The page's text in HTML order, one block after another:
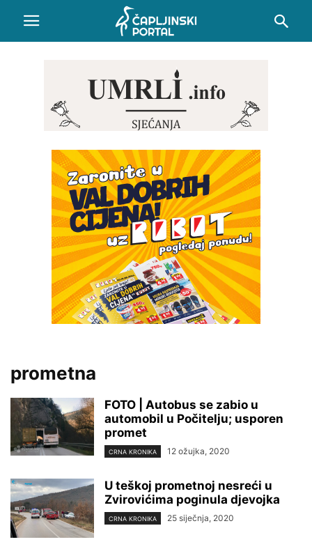
prometna
FOTO | Autobus se zabio u
automobil u Počitelju; usporen
promet
CRNA KRONIKA 12 ožujka, 2020
U teškoj prometnoj nesreći u
Zvirovićima poginula djevojka
CRNA KRONIKA 25 siječnja, 2020